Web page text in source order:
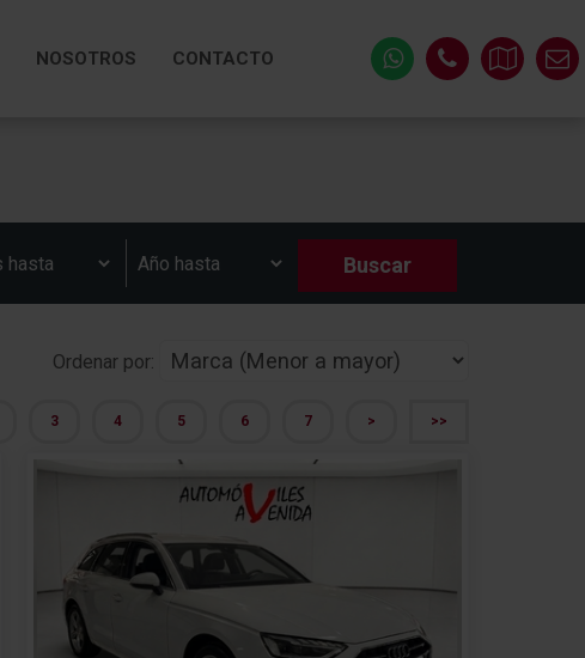
NOSOTROS CONTACTO
Ordenar por:
3 4 5 6 7 > >>